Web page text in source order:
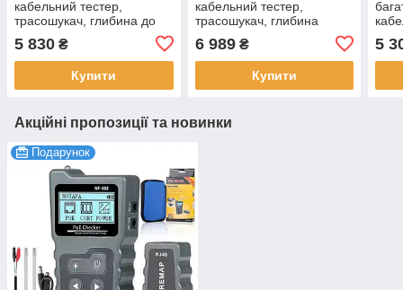
кабельний тестер,
трасошукач, глибина до
5 830 ₴
Купити
кабельний тестер,
трасошукач, глибина
детектування до 2 метрів,
NCV
6 989₴
Купити
5
Акційні пропозиції та новинки
Подарунок